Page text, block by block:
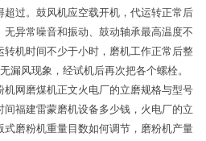
过。鼓风机应空载开机，代运转正常后
异常噪音和振动、鼓动轴承最高温度不
机时间不少于小时，磨机工作正常后整
漏风现象，经试机后再次把各个螺栓。
机网磨煤机正文火电厂的立磨规格与型号
福建雷蒙磨机设备多少钱，火电厂的立
式磨粉机重量目数如何调节，磨粉机产量